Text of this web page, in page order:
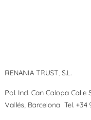
RENANIA TRUST, S.L.
Pol. Ind. Can Calopa Calle
Vallés, Barcelona Tel. +34